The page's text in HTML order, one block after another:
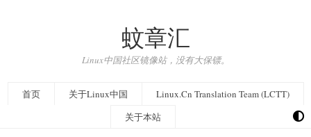
蚊章汇
Linux中国社区镜像站，没有大保镖。
首页 关于Linux中国
Linux.Cn Translation Team (LCTT)
关于本站